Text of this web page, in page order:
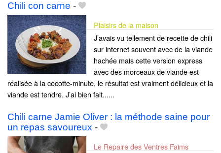
Chili con carne -
Plaisirs de la maison
J’avais vu tellement de recette de chili
sur internet souvent avec de la viande
hachée mais cette version express
avec des morceaux de viande est
réalisée à la cocotte-minute, le résultat est vraiment délicieux et la
viande est tendre. J’ai bien fait......
Chili carne Jamie Oliver : la méthode saine pour
un repas savoureux -
Le Repaire des Ventres Faims